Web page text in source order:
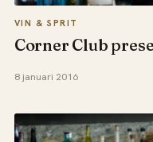
VIN & SPRIT
Corner Club
8 januari 2016